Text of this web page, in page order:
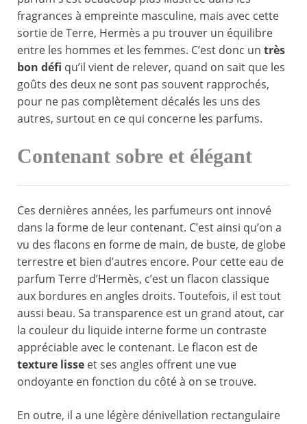
fragrances à empreinte masculine, mais avec cette
sortie de Terre, Hermès a pu trouver un équilibre
entre les hommes et les femmes. C’est donc un très
bon défi qu’il vient de relever, quand on sait que les
goûts des deux ne sont pas souvent rapprochés,
pour ne pas complètement décalés les uns des
autres, surtout en ce qui concerne les parfums.
Contenant sobre et élégant
Ces dernières années, les parfumeurs ont innové
dans la forme de leur contenant. C’est ainsi qu’on a
vu des flacons en forme de main, de buste, de globe
terrestre et bien d’autres encore. Pour cette eau de
parfum Terre d’Hermès, c’est un flacon classique
aux bordures en angles droits. Toutefois, il est tout
aussi beau. Sa transparence est un grand atout, car
la couleur du liquide interne forme un contraste
appréciable avec le contenant. Le flacon est de
texture lisse et ses angles offrent une vue
ondoyante en fonction du côté à on se trouve.
En outre, il a une légère dénivellation rectangulaire